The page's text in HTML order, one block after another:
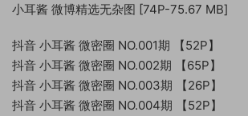
小耳酱 微博精选无杂图 [74P-75.67 MB]
抖音 小耳酱 微密圈 NO.001期 【52P】
抖音 小耳酱 微密圈 NO.002期 【65P】
抖音 小耳酱 微密圈 NO.003期 【26P】
抖音 小耳酱 微密圈 NO.004期 【52P】